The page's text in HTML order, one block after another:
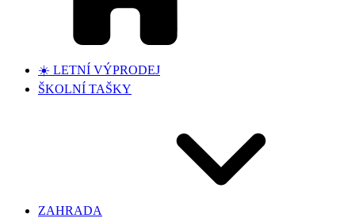
☀️ LETNÍ VÝPRODEJ
ŠKOLNÍ TAŠKY
ZAHRADA